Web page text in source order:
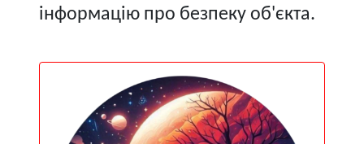
інформацію про безпеку об'єкта.